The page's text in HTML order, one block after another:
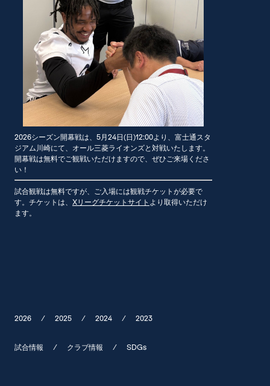
2026シーズン開幕戦は、5月24日(日)12:00より、富士通スタ
ジアム川崎にて、オール三菱ライオンズと対戦いたします。
開幕戦は無料でご観戦いただけますので、ぜひご来場くださ
い！
試合観戦は無料ですが、ご入場には観戦チケットが必要で
す。チケットは、 Xリーグチケットサイト より取得いただけ
ます。
2026 / 2025 / 2024 / 2023
試合情報 / クラブ情報 / SDGs